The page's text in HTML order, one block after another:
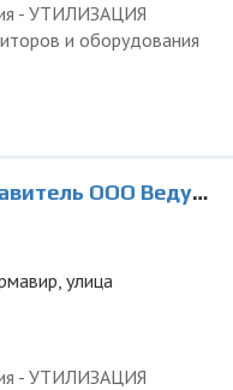
- УТИЛИЗАЦИЯ
и оборудования
Утилизирующая Компания
улица
- УТИЛИЗАЦИЯ